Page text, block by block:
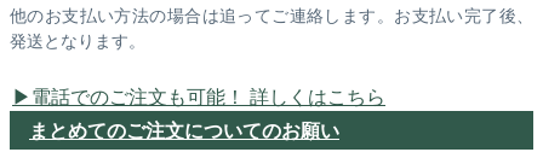
他のお支払い方法の場合は追ってご連絡します。お支払い完了後、
発送となります。
電話でのご注文も可能！ 詳しくはこちら
まとめてのご注文についてのお願い